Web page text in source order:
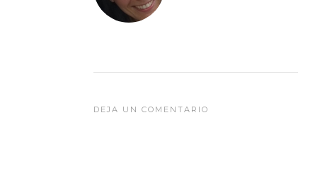
DEJA UN COMENTARIO